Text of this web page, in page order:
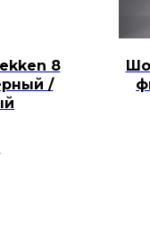
8
/